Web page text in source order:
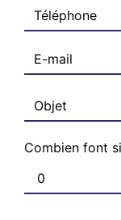
Combien font